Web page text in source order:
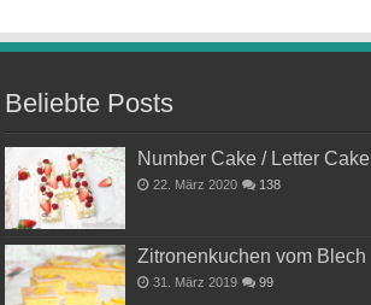
Beliebte Posts
Number Cake / Letter Cake
22. März 2020 138
Zitronenkuchen vom Blech
31. März 2019 99